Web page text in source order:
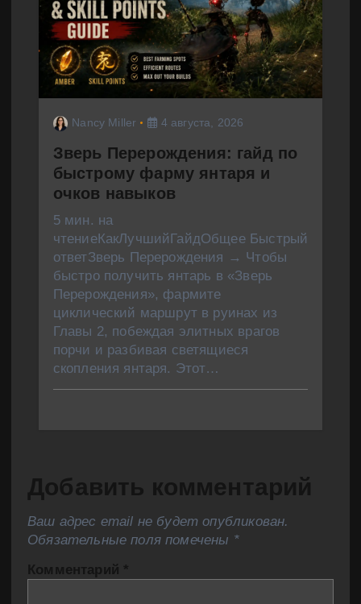
Nancy Miller 4 августа, 2026
Зверь Перерождения: гайд по
быстрому фарму янтаря и
очков навыков
5 мин. на
чтениеКакЛучшийГайдОбщее Быстрый
ответЗверь Перерождения → Чтобы
быстро получить янтарь в «Зверь
Перерождения», фармите
циклический маршрут в руинах из
Главы 2, побеждая элитных врагов
порчи и разбивая светящиеся
скопления янтаря. Этот…
Добавить комментарий
Ваш адрес email не будет опубликован.
Обязательные поля помечены *
Комментарий *